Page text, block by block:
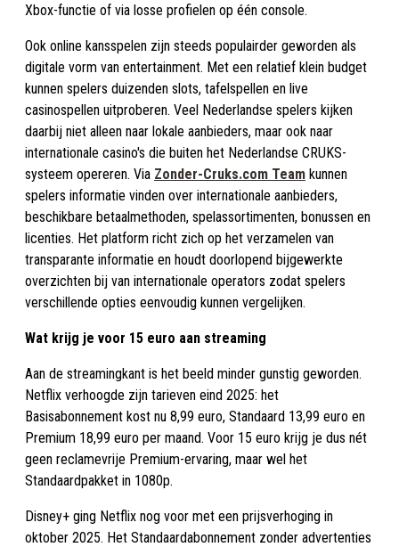
Xbox-functie of via losse profielen op één console.
Ook online kansspelen zijn steeds populairder geworden als
digitale vorm van entertainment. Met een relatief klein budget
kunnen spelers duizenden slots, tafelspellen en live
casinospellen uitproberen. Veel Nederlandse spelers kijken
daarbij niet alleen naar lokale aanbieders, maar ook naar
internationale casino's die buiten het Nederlandse CRUKS-
systeem opereren. Via Zonder-Cruks.com Team kunnen
spelers informatie vinden over internationale aanbieders,
beschikbare betaalmethoden, spelassortimenten, bonussen en
licenties. Het platform richt zich op het verzamelen van
transparante informatie en houdt doorlopend bijgewerkte
overzichten bij van internationale operators zodat spelers
verschillende opties eenvoudig kunnen vergelijken.
Wat krijg je voor 15 euro aan streaming
Aan de streamingkant is het beeld minder gunstig geworden.
Netflix verhoogde zijn tarieven eind 2025: het
Basisabonnement kost nu 8,99 euro, Standaard 13,99 euro en
Premium 18,99 euro per maand. Voor 15 euro krijg je dus nét
geen reclamevrije Premium-ervaring, maar wel het
Standaardpakket in 1080p.
Disney+ ging Netflix nog voor met een prijsverhoging in
oktober 2025. Het Standaardabonnement zonder advertenties